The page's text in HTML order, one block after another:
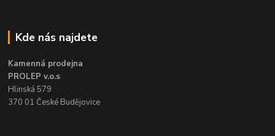
Kde nás najdete
Kamenná prodejna
PROLEP v.o.s
Hlinská 579
370 01 České Budějovice